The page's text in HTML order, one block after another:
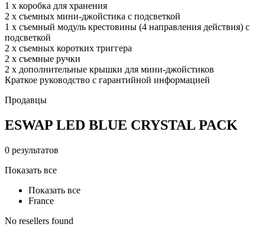
1 x коробка для хранения
2 x съемных мини-джойстика с подсветкой
1 x съемный модуль крестовины (4 направления действия) с
подсветкой
2 x съемных коротких триггера
2 x съемные ручки
2 x дополнительные крышки для мини-джойстиков
Краткое руководство с гарантийной информацией
Продавцы
ESWAP LED BLUE CRYSTAL PACK
0 результатов
Показать все
Показать все
France
No resellers found